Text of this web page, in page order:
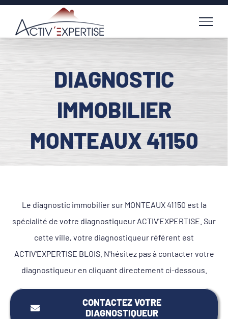
Passer
contenu
DIAGNOSTIC
IMMOBILIER
MONTEAUX 41150
Le diagnostic immobilier sur MONTEAUX 41150 est la
spécialité de votre diagnostiqueur ACTIV'EXPERTISE. Sur
cette ville, votre diagnostiqueur référent est
ACTIV'EXPERTISE BLOIS. N'hésitez pas à contacter votre
diagnostiqueur en cliquant directement ci-dessous.
CONTACTEZ VOTRE
DIAGNOSTIQUEUR